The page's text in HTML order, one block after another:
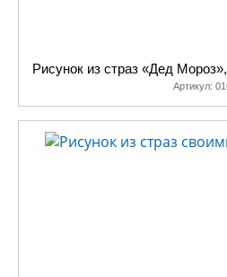
Рисунок из страз «Дед
Артикул: